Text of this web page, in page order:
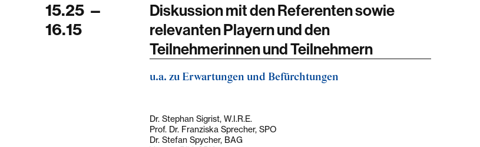
15.25 —
16.15
Diskussion mit den Referenten sowie
relevanten Playern und den
Teilnehmerinnen und Teilnehmern
u.a. zu Erwartungen und Befürchtungen
Dr. Stephan Sigrist, W.I.R.E.
Prof. Dr. Franziska Sprecher, SPO
Dr. Stefan Spycher, BAG